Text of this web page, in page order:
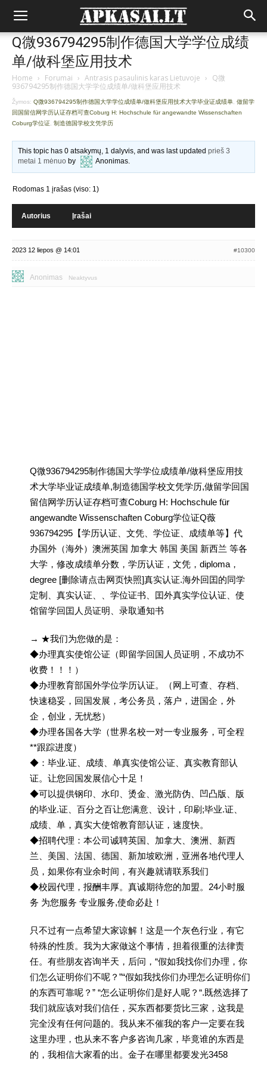
Q微936794295制作德国大学学位成绩
单/做科堡应用技术
Home › Forumai › Antrasis pasaulinis karas Lietuvoje › Q微
936794295制作德国大学学位成绩单/做科堡应用技术
Žymos: Q微936794295制作德国大学学位成绩单/做科堡应用技术大学毕业证成绩单 做留学
回国留信网学历认证存档可查Coburg H: Hochschule für angewandte Wissenschaften
Coburg学位证 制造德国学校文凭学历
This topic has 0 atsakymų, 1 dalyvis, and was last updatedprieš 3
metai 1 mėnuo by Anonimas.
Rodomas 1 įrašas (viso: 1)
Autorius Įrašai
2023 12 liepos @ 14:01 #10300
Anonimas Neaktyvus
Q微936794295制作德国大学学位成绩单/做科堡应用技
术大学毕业证成绩单,制造德国学校文凭学历,做留学回国
留信网学历认证存档可查Coburg H: Hochschule für
angewandte Wissenschaften Coburg学位证Q薇
936794295【学历认证、文凭、学位证、成绩单等】代
办国外（海外）澳洲英国 加拿大 韩国 美国 新西兰 等各
大学，修改成绩单分数，学历认证，文凭，diploma，
degree [删除请点击网页快照]真实认证.海外回囯的同学
定制、真实认证、、学位证书、囯外真实学位认证、使
馆留学回囯人员证明、录取通知书
→ ★我们为您做的是：
◆办理真实使馆公证（即留学回国人员证明，不成功不
收费！！！）
◆办理教育部国外学位学历认证。（网上可查、存档、
快速稳妥，回国发展，考公务员，落户，进国企，外
企，创业，无忧愁）
◆办理各国各大学（世界名校一对一专业服务，可全程
**跟踪进度）
◆：毕业.证、成绩、单真实使馆公证、真实教育部认
证。让您回国发展信心十足！
◆可以提供钢印、水印、烫金、激光防伪、凹凸版、版
的毕业.证、百分之百让您满意、设计，印刷;毕业.证、
成绩、单，真实大使馆教育部认证，速度快。
◆招聘代理：本公司诚聘英国、加拿大、澳洲、新西
兰、美国、法国、德国、新加坡欧洲，亚洲各地代理人
员，如果你有业余时间，有兴趣就请联系我们
◆校园代理，报酬丰厚。真诚期待您的加盟。24小时服
务 为您服务 专业服务,使命必赴！
只不过有一点希望大家谅解！这是一个灰色行业，有它
特殊的性质。我为大家做这个事情，担着很重的法律责
任。有些朋友咨询半天，后问，“假如我找你们办理，你
们怎么证明你们不呢？”“假如我找你们办理怎么证明你们
的东西可靠呢？” “怎么证明你们是好人呢？“.既然选择了
我们就应该对我们信任，买东西都要货比三家，这我是
完全没有任何问题的。我从来不催我的客户一定要在我
这里办理，也从来不客户多咨询几家，毕竟谁的东西是
的，我相信大家看的出。金子在哪里都要发光3458